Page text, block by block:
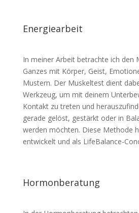
Energiearbeit
In meiner Arbeit betrachte ich den
Ganzes mit Körper, Geist,
Mustern. Der Muskeltest dient
Werkzeug, um mit deinem
Kontakt zu treten und
gerade gelöst, gestärkt oder in
werden möchten. Diese Methode
entwickelt und als LifeBalance-
Hormonberatung